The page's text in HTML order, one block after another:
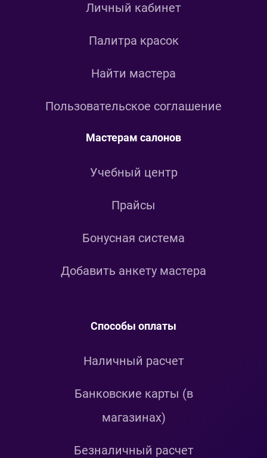
Личный кабинет
Палитра красок
Найти мастера
Пользовательское соглашение
Мастерам салонов
Учебный центр
Прайсы
Бонусная система
Добавить анкету мастера
Способы оплаты
Наличный расчет
Банковские карты (в
магазинах)
Безналичный расчет